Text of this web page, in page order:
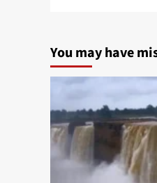
स्कूली
स्कूलो
की
छुट्टियां
छुट्टियां…
You may have